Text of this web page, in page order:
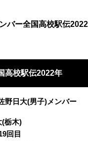
バー全国高校駅伝
高校駅伝2022年
野日大(男子)メンバー
栃木)
回目